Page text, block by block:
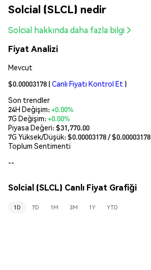
Solcial (SLCL) nedir
Solcial hakkında daha fazla bilgi
Fiyat Analizi
Mevcut
$0.00003178 (Canlı Fiyatı Kontrol Et )
Son trendler
24H Değişim:+0.00%
7G Değişim:+0.00%
Piyasa Değeri:$31,770.00
7G Yüksek/Düşük: $0.00003178/ $0.00003178
Toplum Sentimenti
--
Solcial (SLCL) Canlı Fiyat Grafiği
1D 7D 1M 3M 1Y YTD